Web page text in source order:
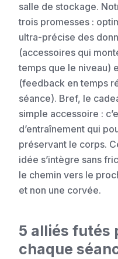
salle de stockage.
trois promesses :
ultra-précise des
(accessoires qui
temps que le niveau)
(feedback en temps
séance). Bref, le
simple accessoire :
d’entraînement qui
préservant le corps.
idée s’intègre sans
le chemin vers le
et non une corvée.
5 alliés futés
chaque